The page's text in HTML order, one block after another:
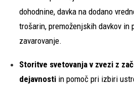
dohodnine, davka na dodano
trošarin, premoženjskih davkov in
zavarovanje.
Storitve svetovanja v zvezi z
dejavnosti in pomoč pri izbiri